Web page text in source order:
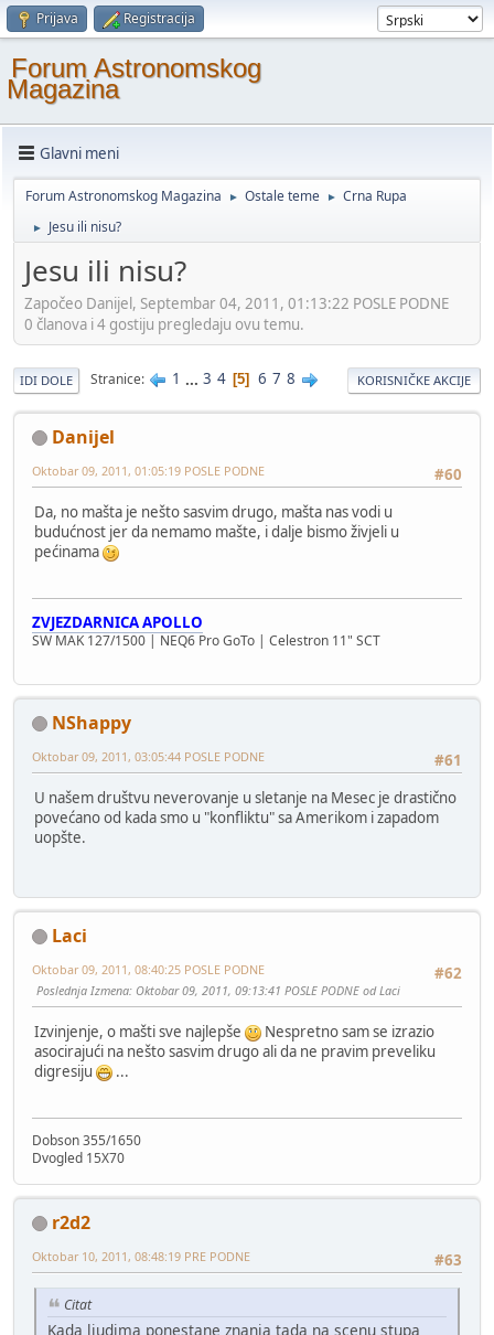
Prijava Registracija
Forum Astronomskog
Magazina
Glavni meni
Forum Astronomskog Magazina ► Ostale teme ► Crna Rupa
► Jesu ili nisu?
Jesu ili nisu?
Započeo Danijel, Septembar 04, 2011, 01:13:22 POSLE PODNE
0 članova i 4 gostiju pregledaju ovu temu.
IDI DOLE Stranice 1 ... 3 4 5 6 7 8 KORISNIČKE AKCIJE
Danijel
#60
Oktobar 09, 2011, 01:05:19 POSLE PODNE
Da, no mašta je nešto sasvim drugo, mašta nas vodi u
budućnost jer da nemamo mašte, i dalje bismo živjeli u
pećinama
ZVJEZDARNICA APOLLO
SW MAK 127/1500 | NEQ6 Pro GoTo | Celestron 11" SCT
NShappy
#61
Oktobar 09, 2011, 03:05:44 POSLE PODNE
U našem društvu neverovanje u sletanje na Mesec je drastično
povećano od kada smo u "konfliktu" sa Amerikom i zapadom
uopšte.
Laci
#62
Oktobar 09, 2011, 08:40:25 POSLE PODNE
Poslednja Izmena: Oktobar 09, 2011, 09:13:41 POSLE PODNE od Laci
Izvinjenje, o mašti sve najlepše
Nespretno sam se izrazio
asocirajući na nešto sasvim drugo ali da ne pravim preveliku
digresiju
...
Dobson 355/1650
Dvogled 15X70
r2d2
#63
Oktobar 10, 2011, 08:48:19 PRE PODNE
Citat
Kada ljudima ponestane znanja tada na scenu stupa